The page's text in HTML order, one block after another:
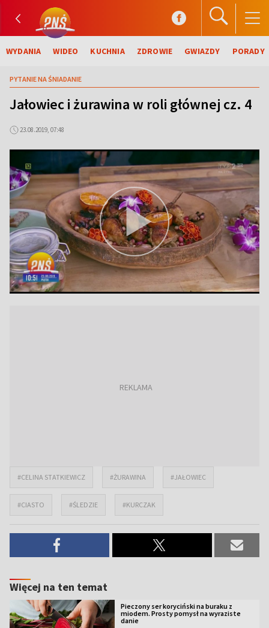
WYDANIA WIDEO KUCHNIA ZDROWIE GWIAZDY PORADY
PYTANIE NA ŚNIADANIE
Jałowiec i żurawina w roli głównej cz. 4
23.08.2019, 07:48
#CELINA STATKIEWICZ #ŻURAWINA #JAŁOWIEC
#CIASTO #ŚLEDZIE #KURCZAK
Więcej na ten temat
Pieczony ser koryciński na buraku z
miodem. Prosty pomysł na wyraziste
danie